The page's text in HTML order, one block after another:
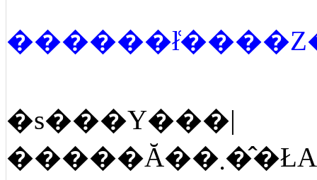
�s���Y���|